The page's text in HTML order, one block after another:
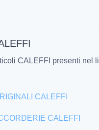
CALEFFI presenti nel
CALEFFI
CALEFFI